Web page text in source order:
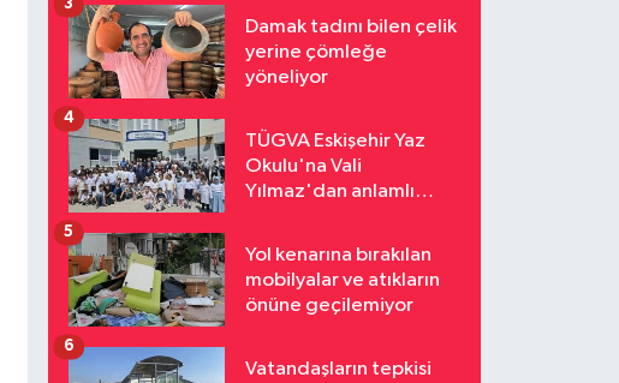
Damak tadını bilen çelik
yerine çömleğe
yöneliyor
3
TÜGVA Eskişehir Yaz
Okulu'na Vali
Yılmaz'dan anlamlı
4
Yol kenarına bırakılan
mobilyalar ve atıkların
önüne geçilemiyor
5
Vatandaşların tepkisi
6